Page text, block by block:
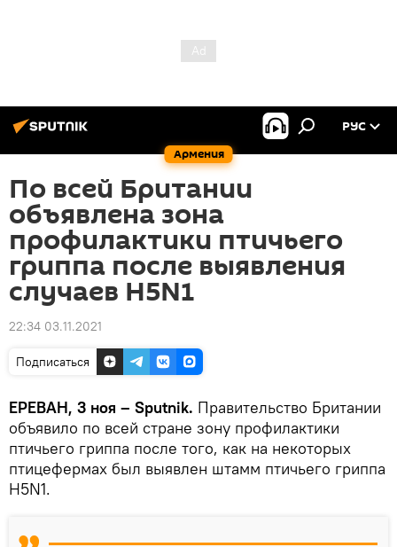
Армения
РУС
По всей Британии
объявлена зона
профилактики птичьего
гриппа после выявления
случаев H5N1
22:34 03.11.2021
Подписаться
ЕРЕВАН, 3 ноя – Sputnik. Правительство Британии
объявило по всей стране зону профилактики
птичьего гриппа после того, как на некоторых
птицефермах был выявлен штамм птичьего гриппа
H5N1.